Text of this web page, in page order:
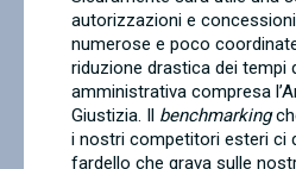
autorizzazioni e
numerose e poco
riduzione drastica dei tempi
amministrativa compresa
Giustizia. Il benchmarking
i nostri competitori esteri ci
fardello che grava sulle